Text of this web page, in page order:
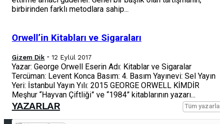
birbirinden farklı metodlara sahip...
Orwell’in Kitabları ve Sigaraları
Gizem Dik - 12 Eylül 2017
Yazar: George Orwell Eserin Adı: Kitablar ve Sigaralar
Tercüman: Levent Konca Basım: 4. Basım Yayınevi: Sel Yayın
Yeri: İstanbul Yayın Yılı: 2015 GEORGE ORWELL KİMDİR
Meşhur “Hayvan Çiftliği” ve “1984” kitablarının yazarı...
YAZARLAR Tüm